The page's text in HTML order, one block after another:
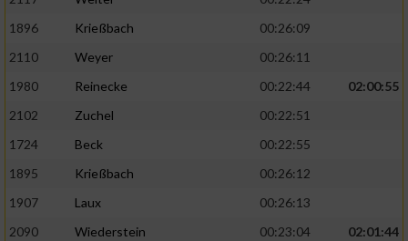
1896
Krießbach
00:26:09
2110
Weyer
00:26:11
1980
Reinecke 00:22:44
02:00:55
2102
Zuchel
00:22:51
1724
Beck
00:22:55
1895
Krießbach
00:26:12
1907
Laux
00:26:13
2090
Wiederstein 00:23:04
02:01:44